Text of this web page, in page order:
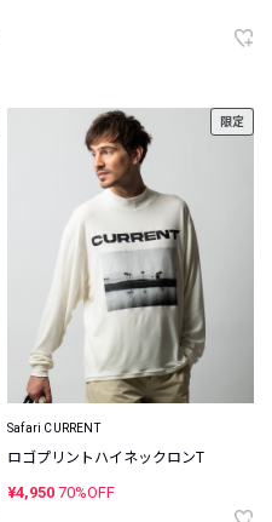
限定
Safari CURRENT
ロゴプリントハイネックロンT
¥4,950 70%OFF